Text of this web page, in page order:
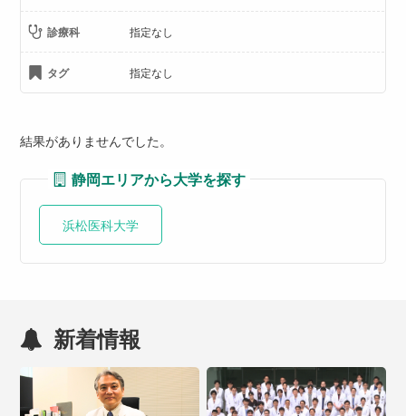
診療科 指定なし
タグ 指定なし
結果がありませんでした。
静岡エリアから大学を探す
浜松医科大学
新着情報